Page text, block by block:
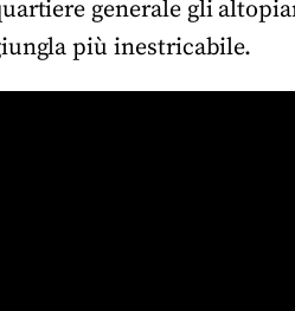
generale gli
più inestricabile.